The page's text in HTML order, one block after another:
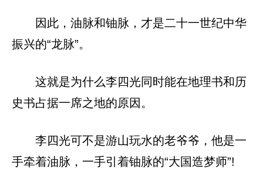
因此，油脉和铀脉，才是二十一世纪中华
振兴的“龙脉”。
这就是为什么李四光同时能在地理书和历
史书占据一席之地的原因。
李四光可不是游山玩水的老爷爷，他是一
手牵着油脉，一手引着铀脉的“大国造梦师”!